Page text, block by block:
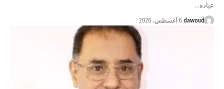
عياده…
dawoud 6 أغسطس، 2026